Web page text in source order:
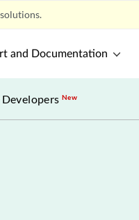
and Documentation
DevelopersNew